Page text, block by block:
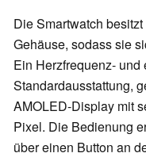
Die Smartwatch
Gehäuse, sodass sie
Ein Herzfrequenz-
Standardausstattung,
AMOLED-Display mit
Pixel. Die Bedienung
über einen Button an